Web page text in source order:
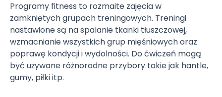
Programy fitness to rozmaite zajęcia w
zamkniętych grupach treningowych. Treningi
nastawione są na spalanie tkanki tłuszczowej,
wzmacnianie wszystkich grup mięśniowych oraz
poprawę kondycji i wydolności. Do ćwiczeń mogą
być używane różnorodne przybory takie jak hantle,
gumy, piłki itp.